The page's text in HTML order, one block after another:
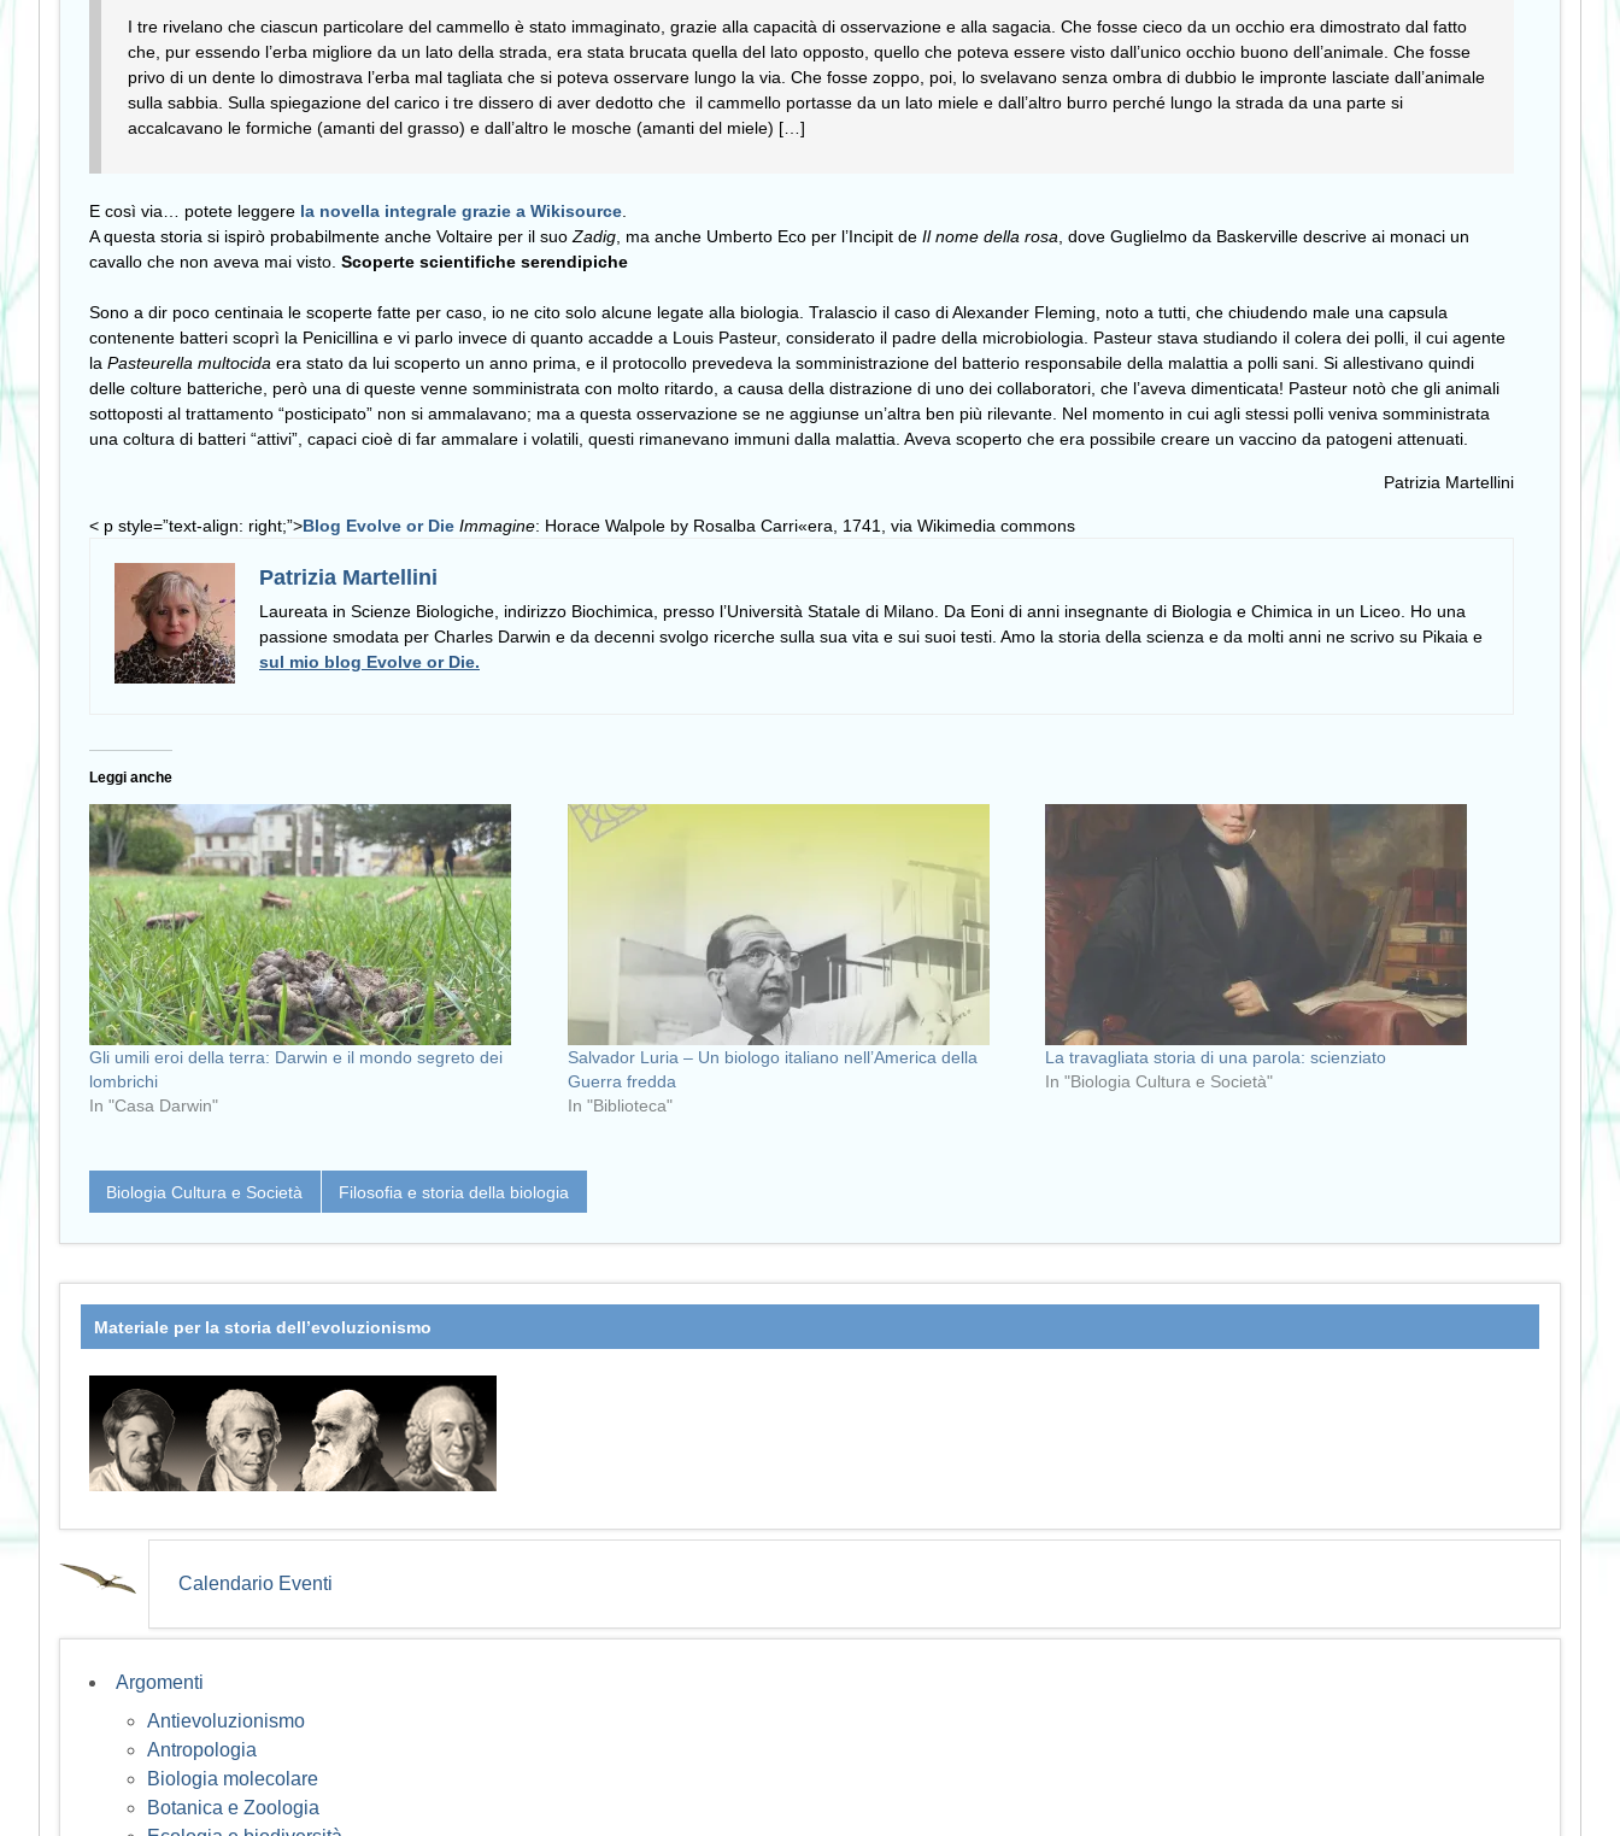
I tre rivelano che ciascun particolare del cammello è stato immaginato, grazie alla capacità di osservazione e alla sagacia. Che fosse cieco da un occhio era dimostrato dal fatto
che, pur essendo l’erba migliore da un lato della strada, era stata brucata quella del lato opposto, quello che poteva essere visto dall’unico occhio buono dell’animale. Che fosse
privo di un dente lo dimostrava l’erba mal tagliata che si poteva osservare lungo la via. Che fosse zoppo, poi, lo svelavano senza ombra di dubbio le impronte lasciate dall’animale
sulla sabbia. Sulla spiegazione del carico i tre dissero di aver dedotto che il cammello portasse da un lato miele e dall’altro burro perché lungo la strada da una parte si
accalcavano le formiche (amanti del grasso) e dall’altro le mosche (amanti del miele) […]
E così via… potete leggere la novella integrale grazie a Wikisource.
A questa storia si ispirò probabilmente anche Voltaire per il suoZadig, ma anche Umberto Eco per l’Incipit de Il nome della rosa, dove Guglielmo da Baskerville descrive ai monaci un
cavallo che non aveva mai visto. Scoperte scientifiche serendipiche
Sono a dir poco centinaia le scoperte fatte per caso, io ne cito solo alcune legate alla biologia. Tralascio il caso di Alexander Fleming, noto a tutti, che chiudendo male una capsula
contenente batteri scoprì la Penicillina e vi parlo invece di quanto accadde a Louis Pasteur, considerato il padre della microbiologia. Pasteur stava studiando il colera dei polli, il cui agente
la Pasteurella multocida era stato da lui scoperto un anno prima, e il protocollo prevedeva la somministrazione del batterio responsabile della malattia a polli sani. Si allestivano quindi
delle colture batteriche, però una di queste venne somministrata con molto ritardo, a causa della distrazione di uno dei collaboratori, che l’aveva dimenticata! Pasteur notò che gli animali
sottoposti al trattamento “posticipato” non si ammalavano; ma a questa osservazione se ne aggiunse un’altra ben più rilevante. Nel momento in cui agli stessi polli veniva somministrata
una coltura di batteri “attivi”, capaci cioè di far ammalare i volatili, questi rimanevano immuni dalla malattia. Aveva scoperto che era possibile creare un vaccino da patogeni attenuati.
Patrizia Martellini
< p style=”text-align: right;”>Blog Evolve or Die Immagine: Horace Walpole by Rosalba Carri«era, 1741, via Wikimedia commons
Patrizia Martellini
Laureata in Scienze Biologiche, indirizzo Biochimica, presso l’Università Statale di Milano. Da Eoni di anni insegnante di Biologia e Chimica in un Liceo. Ho una
passione smodata per Charles Darwin e da decenni svolgo ricerche sulla sua vita e sui suoi testi. Amo la storia della scienza e da molti anni ne scrivo su Pikaia e
sul mio blog Evolve or Die.
Leggi anche
Gli umili eroi della terra: Darwin e il mondo segreto dei
lombrichi
In "Casa Darwin"
Salvador Luria – Un biologo italiano nell’America della
Guerra fredda
In "Biblioteca"
La travagliata storia di una parola: scienziato
In "Biologia Cultura e Società"
Biologia Cultura e Società Filosofia e storia della biologia
Materiale per la storia dell’evoluzionismo
Calendario Eventi
Argomenti
Antievoluzionismo
Antropologia
Biologia molecolare
Botanica e Zoologia